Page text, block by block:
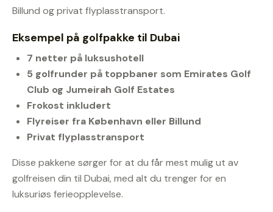
Billund og privat flyplasstransport.
Eksempel på golfpakke til Dubai
7 netter på luksushotell
5 golfrunder på toppbaner som Emirates Golf
Club og Jumeirah Golf Estates
Frokost inkludert
Flyreiser fra København eller Billund
Privat flyplasstransport
Disse pakkene sørger for at du får mest mulig ut av
golfreisen din til Dubai, med alt du trenger for en
luksuriøs ferieopplevelse.